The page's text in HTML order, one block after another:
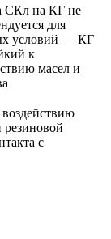
СКл на КГ не
для
условий — КГ
к
масел и
воздействию
с